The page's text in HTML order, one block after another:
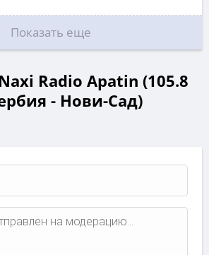
Показать еще
Radio Apatin (105.8
- Нови-Сад)